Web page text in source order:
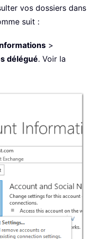
vos dossiers dans
suit :
>
délégué. Voir la